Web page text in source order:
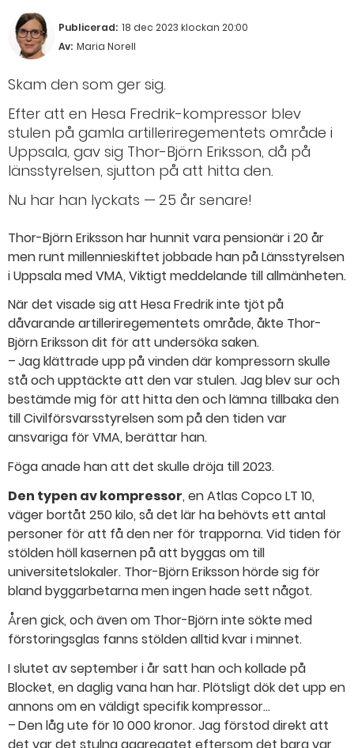
Publicerad: 18 dec 2023 klockan 20:00
Av: Maria Norell
Skam den som ger sig.
Efter att en Hesa Fredrik-kompressor blev
stulen på gamla artilleriregementets område i
Uppsala, gav sig Thor-Björn Eriksson, då på
länsstyrelsen, sjutton på att hitta den.
Nu har han lyckats — 25 år senare!
Thor-Björn Eriksson har hunnit vara pensionär i 20 år
men runt millennieskiftet jobbade han på Länsstyrelsen
i Uppsala med VMA, Viktigt meddelande till allmänheten.
När det visade sig att Hesa Fredrik inte tjöt på
dåvarande artilleriregementets område, åkte Thor-
Björn Eriksson dit för att undersöka saken.
– Jag klättrade upp på vinden där kompressorn skulle
stå och upptäckte att den var stulen. Jag blev sur och
bestämde mig för att hitta den och lämna tillbaka den
till Civilförsvarsstyrelsen som på den tiden var
ansvariga för VMA, berättar han.
Föga anade han att det skulle dröja till 2023.
Den typen av kompressor, en Atlas Copco LT 10,
väger bortåt 250 kilo, så det lär ha behövts ett antal
personer för att få den ner för trapporna. Vid tiden för
stölden höll kasernen på att byggas om till
universitetslokaler. Thor-Björn Eriksson hörde sig för
bland byggarbetarna men ingen hade sett något.
Åren gick, och även om Thor-Björn inte sökte med
förstoringsglas fanns stölden alltid kvar i minnet.
I slutet av september i år satt han och kollade på
Blocket, en daglig vana han har. Plötsligt dök det upp en
annons om en väldigt specifik kompressor...
– Den låg ute för 10 000 kronor. Jag förstod direkt att
det var det stulna aggregatet eftersom det bara var